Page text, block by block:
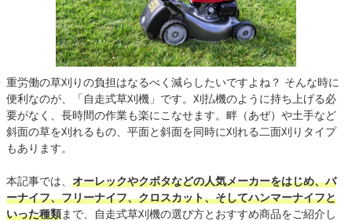
重労働の草刈りの負担はなるべく減らしたいですよね？ そんな時に
便利なのが、「自走式草刈機」です。刈払機のように持ち上げる必
要がなく、長時間の作業も楽にこなせます。畔（あぜ）や土手など
斜面の草を刈れるもの、平面と斜面を同時に刈れる二面刈りタイプ
もあります。
本記事では、 オーレックやクボタなどの人気メーカーをはじめ、バ
ーナイフ、フリーナイフ、クロスカット、そしてハンマーナイフと
いった種類まで、自走式草刈機の選び方とおすすめ商品をご紹介し